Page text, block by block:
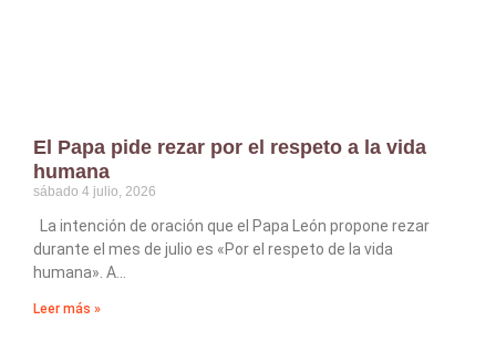
El Papa pide rezar por el respeto a la vida
humana
sábado 4 julio, 2026
La intención de oración que el Papa León propone rezar
durante el mes de julio es «Por el respeto de la vida
humana». A
Leer más »